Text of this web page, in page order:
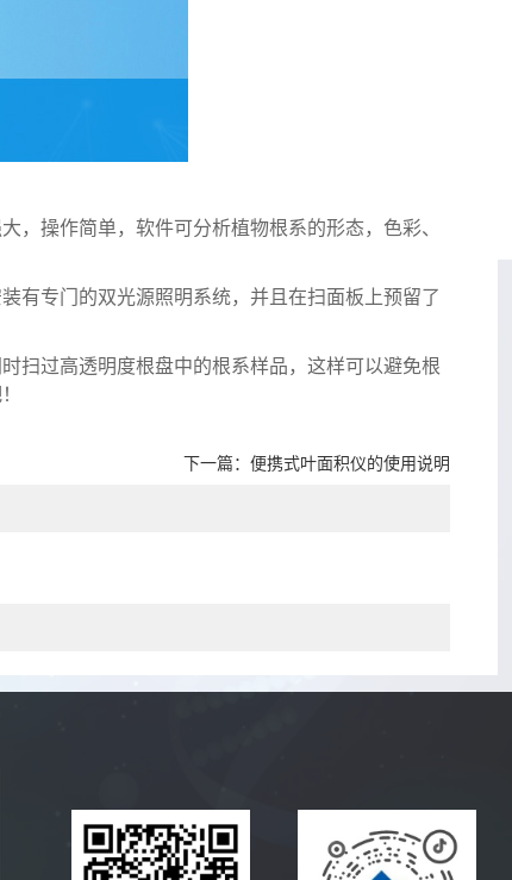
，操作简单，软件可分析植物根系的形态，色彩、
专门的双光源照明系统，并且在扫面板上预留了
过高透明度根盘中的根系样品，这样可以避免根
下一篇： 便携式叶面积仪的使用说明